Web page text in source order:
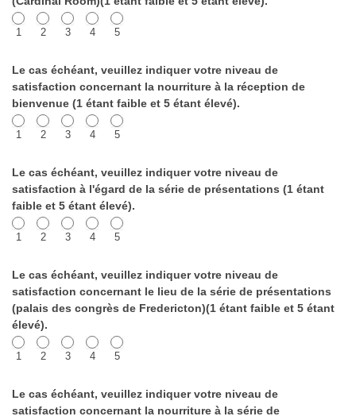
Vestcor
(2026)
1 2 3 4 5
Le cas échéant, veuillez indiquer votre niveau de
satisfaction concernant la nourriture à la réception de
bienvenue (1 étant faible et 5 étant élevé).
1 2 3 4 5
Le cas échéant, veuillez indiquer votre niveau de
satisfaction à l'égard de la série de présentations (1 étant
faible et 5 étant élevé).
1 2 3 4 5
Le cas échéant, veuillez indiquer votre niveau de
satisfaction concernant le lieu de la série de présentations
(palais des congrès de Fredericton)(1 étant faible et 5 étant
élevé).
1 2 3 4 5
Le cas échéant, veuillez indiquer votre niveau de
satisfaction concernant la nourriture à la série de